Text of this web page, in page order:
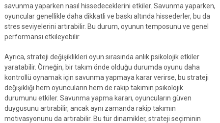
savunma yaparken nasıl hissedeceklerini etkiler. Savunma yaparken,
oyuncular genellikle daha dikkatli ve baskı altında hissederler, bu da
stres seviyelerini artırabilir. Bu durum, oyunun temposunu ve genel
performansı etkileyebilir.
Ayrıca, strateji değişiklikleri oyun sırasında anlık psikolojik etkiler
yaratabilir. Örneğin, bir takım önde olduğu durumda oyunu daha
kontrollü oynamak için savunma yapmaya karar verirse, bu strateji
değişikliği hem oyuncuların hem de rakip takımın psikolojik
durumunu etkiler. Savunma yapma kararı, oyuncuların güven
duygusunu artırabilir, ancak aynı zamanda rakip takımın
motivasyonunu da artırabilir. Bu tür dinamikler, strateji seçiminin